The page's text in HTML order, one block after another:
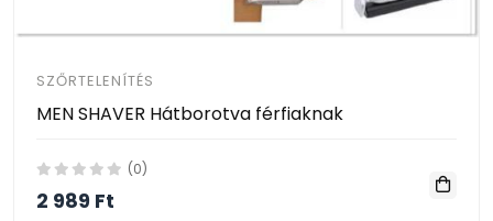
SZŐRTELENÍTÉS
MEN SHAVER Hátborotva férfiaknak
(0)
2 989 Ft